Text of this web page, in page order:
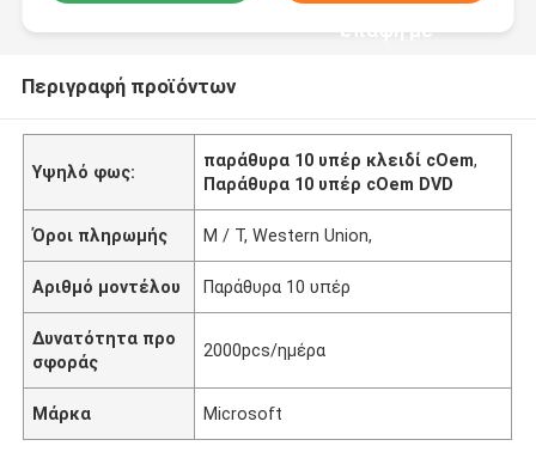
επαφή με
Περιγραφή προϊόντων
Υψηλό φως:
παράθυρα 10 υπέρ κλειδί cOem,
Παράθυρα 10 υπέρ cOem DVD
Όροι πληρωμής Μ / Τ, Western Union,
Αριθμό μοντέλου Παράθυρα 10 υπέρ
Δυνατότητα προ
σφοράς
2000pcs/ημέρα
Μάρκα Microsoft